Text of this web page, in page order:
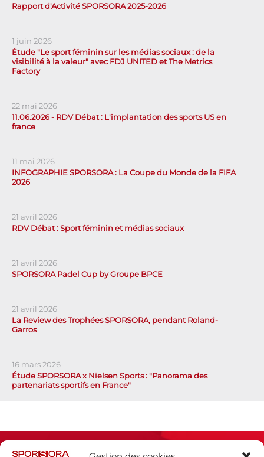
Rapport d'Activité SPORSORA 2025-2026
1 juin 2026
Étude "Le sport féminin sur les médias sociaux : de la
visibilité à la valeur" avec FDJ UNITED et The Metrics
Factory
22 mai 2026
11.06.2026 - RDV Débat : L'implantation des sports US en
france
11 mai 2026
INFOGRAPHIE SPORSORA : La Coupe du Monde de la FIFA
2026
21 avril 2026
RDV Débat : Sport féminin et médias sociaux
21 avril 2026
SPORSORA Padel Cup by Groupe BPCE
21 avril 2026
La Review des Trophées SPORSORA, pendant Roland-
Garros
16 mars 2026
Étude SPORSORA x Nielsen Sports : "Panorama des
partenariats sportifs en France"